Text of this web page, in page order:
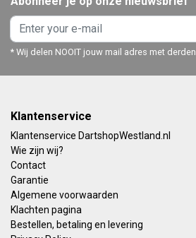
* Wij delen NOOIT jouw mail adres met derden.
Klantenservice
Klantenservice DartshopWestland.nl
Wie zijn wij?
Contact
Garantie
Algemene voorwaarden
Klachten pagina
Bestellen, betaling en levering